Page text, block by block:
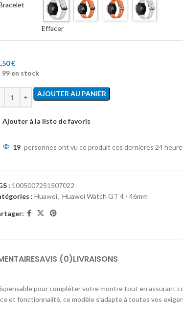
Effacer
€
99 en stock
AJOUTER AU PANIER
Ajouter à la liste de favoris
19 personnes ont vu ce produit ces dernières 24
: 1005007251507022
: Huawei, Huawei Watch GT 4 - 46mm
AVIS (0)LIVRAISONS
pour compléter votre montre tout en assurant
et fonctionnalité, ce modèle s’adapte à toutes vos